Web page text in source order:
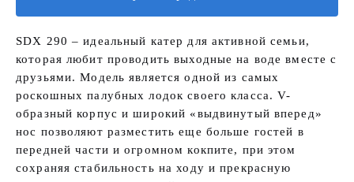
SDX 290 – идеальный катер для активной семьи,
которая любит проводить выходные на воде вместе с
друзьями. Модель является одной из самых
роскошных палубных лодок своего класса. V-
образный корпус и широкий «выдвинутый вперед»
нос позволяют разместить еще больше гостей в
передней части и огромном кокпите, при этом
сохраняя стабильность на ходу и прекрасную